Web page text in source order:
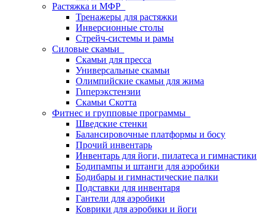
Растяжка и МФР
Тренажеры для растяжки
Инверсионные столы
Стрейч-системы и рамы
Силовые скамьи
Скамьи для пресса
Универсальные скамьи
Олимпийские скамьи для жима
Гиперэкстензии
Скамьи Скотта
Фитнес и групповые программы
Шведские стенки
Балансировочные платформы и босу
Прочий инвентарь
Инвентарь для йоги, пилатеса и гимнастики
Бодипампы и штанги для аэробики
Бодибары и гимнастические палки
Подставки для инвентаря
Гантели для аэробики
Коврики для аэробики и йоги